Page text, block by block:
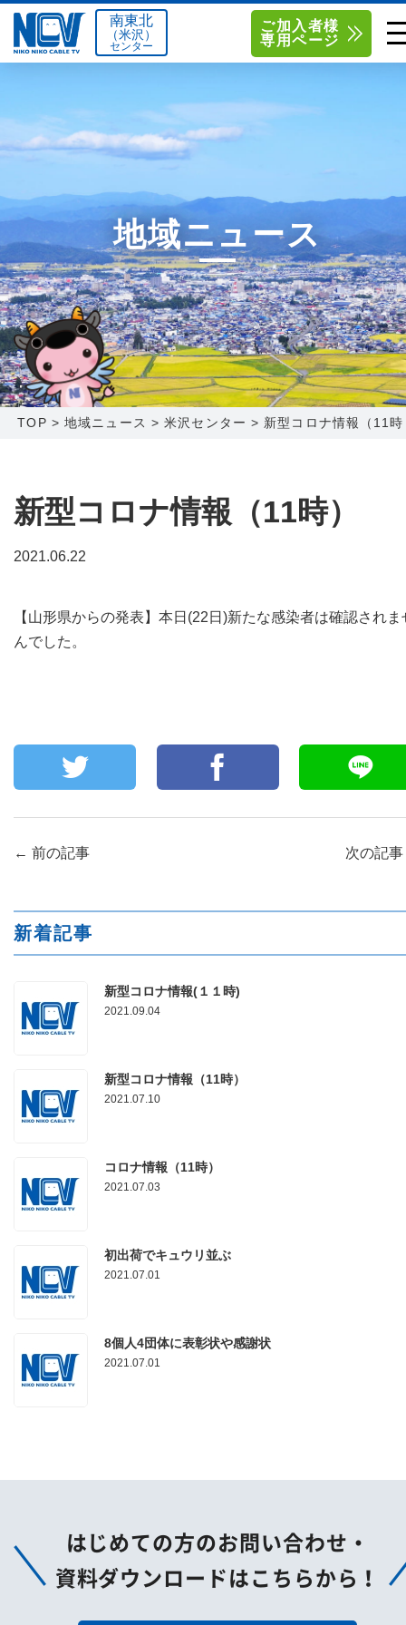
南東北センター（福島）
函館センター 0138-34-2525
新潟センター 025-210-1200
単品料金
お得なセットプラン
料金シミュレーション
サポート
Q&A
センター情報
採用情報
お問い合わせ
お申し込み
〒992-0044
山形県米沢市春日四丁目2-75
0238-24-2525
営業時間 9:00～18:00
南東北センター(福島)
〒960-8252
福島県福島市御山字一本松17-1-
1
0120-173-577
営業時間 9:15～18:00
〒041-0801
北海道函館市桔梗町379-31
〒950-1189
新潟県新潟市西区山田2310-39
南東北
（米沢）
センター
ご加入者様
専用ページ
地域ニュース
TOP >地域ニュース >米沢センター > 新型コロナ情報（11
新型コロナ情報（11時）
2021.06.22
【山形県からの発表】本日(22日)新たな感染者は確認されま
んでした。
← 前の記事 次の記事
新着記事
新型コロナ情報(１１時)
2021.09.04
新型コロナ情報（11時）
2021.07.10
コロナ情報（11時）
2021.07.03
初出荷でキュウリ並ぶ
2021.07.01
8個人4団体に表彰状や感謝状
2021.07.01
はじめての方のお問い合わせ・
資料ダウンロードはこちらから！